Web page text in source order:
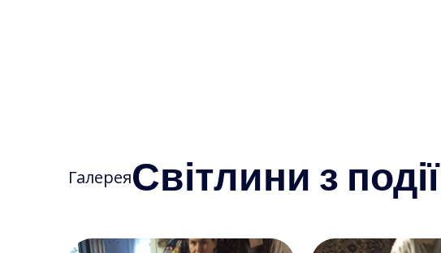
ГалереяСвітлини з події